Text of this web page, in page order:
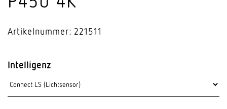
Artikelnummer: 221511
Intelligenz